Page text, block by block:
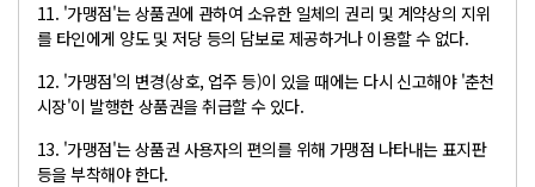
11. '가맹점'는 상품권에 관하여 소유한 일체의 권리 및 계약상의 지위
를 타인에게 양도 및 저당 등의 담보로 제공하거나 이용할 수 없다.
12. '가맹점'의 변경(상호, 업주 등)이 있을 때에는 다시 신고해야 '춘천
시장'이 발행한 상품권을 취급할 수 있다.
13. '가맹점'는 상품권 사용자의 편의를 위해 가맹점 나타내는 표지판
등을 부착해야 한다.